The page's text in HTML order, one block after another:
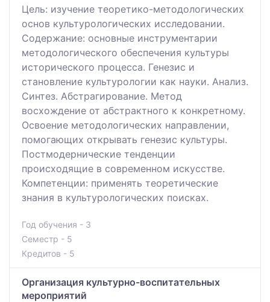
Цель: изучение теоретико-методологических
основ культурологических исследовании.
Содержание: основные инструментарии
методологического обеспечения культуры
исторического процесса. Генезис и
становление культурологии как науки. Анализ.
Синтез. Абстрагирование. Метод
восхождение от абстрактного к конкретному.
Освоение методологических направлении,
помогающих открывать генезис культуры.
Постмодернические тенденции
происходящие в современном искусстве.
Компетенции: применять теоретические
знания в культурологических поисках.
Год обучения - 3
Семестр - 5
Кредитов - 5
Организация культурно-воспитательных
мероприятий